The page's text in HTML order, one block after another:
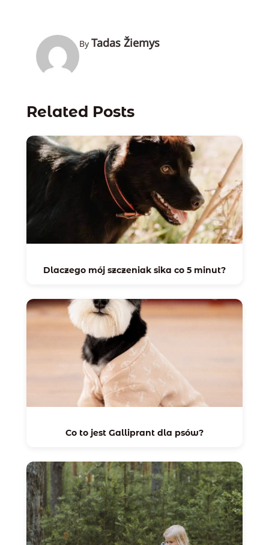
By Tadas Žiemys
Related Posts
Dlaczego mój szczeniak sika co 5 minut?
Co to jest Galliprant dla psów?